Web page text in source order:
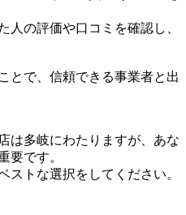
人の評価や口コミを確認し、
とで、信頼できる事業者と出
は多岐にわたりますが、あな
要です。
ストな選択をしてください。